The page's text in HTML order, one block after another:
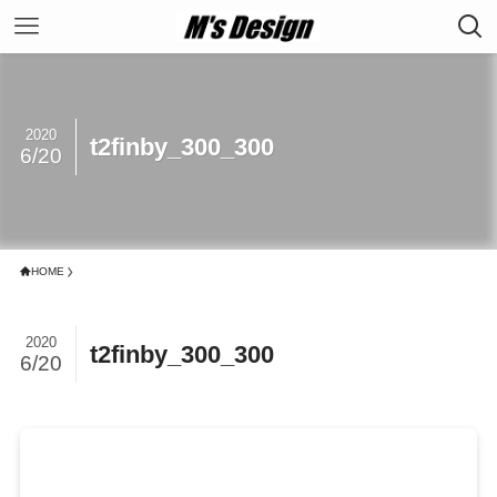
t2finby_300_300
2020
6/20
HOME
t2finby_300_300
2020
6/20